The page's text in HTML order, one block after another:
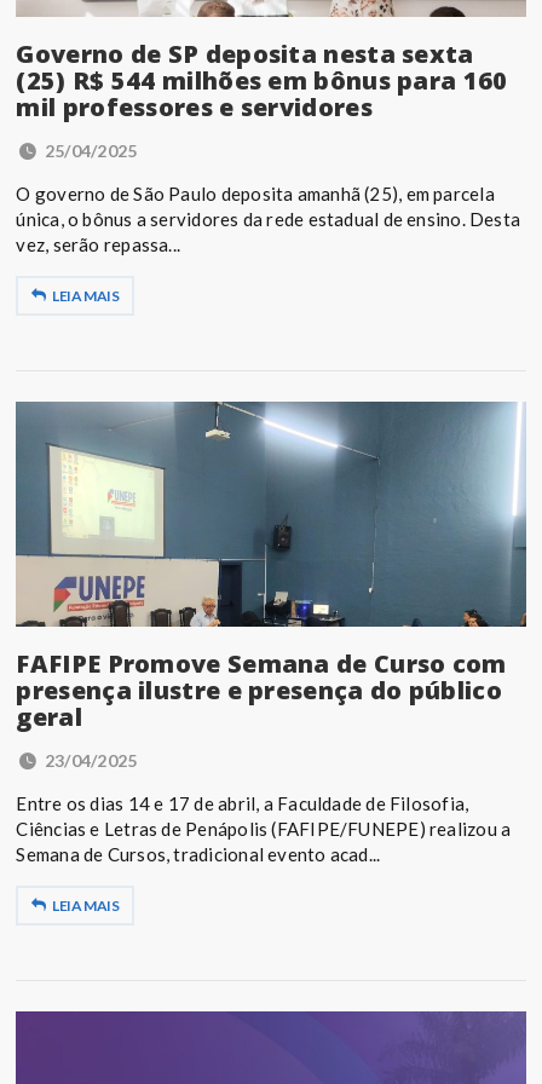
Governo de SP deposita nesta sexta
(25) R$ 544 milhões em bônus para 160
mil professores e servidores
25/04/2025
O governo de São Paulo deposita amanhã (25), em parcela
única, o bônus a servidores da rede estadual de ensino. Desta
vez, serão repassa...
LEIA MAIS
FAFIPE Promove Semana de Curso com
presença ilustre e presença do público
geral
23/04/2025
Entre os dias 14 e 17 de abril, a Faculdade de Filosofia,
Ciências e Letras de Penápolis (FAFIPE/FUNEPE) realizou a
Semana de Cursos, tradicional evento acad...
LEIA MAIS